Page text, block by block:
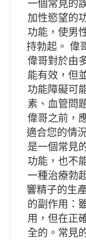
一個常見的
加性慾望的
功能，使男
持勃起。 偉
偉哥對於由
能有效，但
功能障礙可
素、血管問
偉哥之前，
適合您的情
是一個常見
功能，也不
一種治療勃
響精子的生
的副作用：
用，但在正
全的。常見